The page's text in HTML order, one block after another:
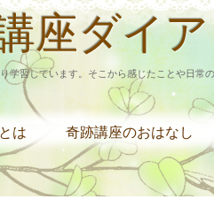
座ダイ
学習しています。そこから感じたことや日常の
は 奇跡講座のおはなし